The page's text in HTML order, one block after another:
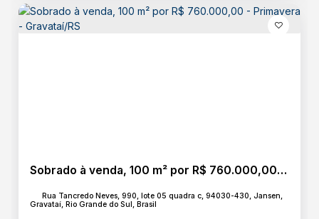
Sobrado à venda, 100 m² por R$ 760.000,00 - Primavera - Gravataí/RS
Rua Tancredo Neves, 990, lote 05 quadra c, 94030-430, Jansen,
Gravataí, Rio Grande do Sul, Brasil